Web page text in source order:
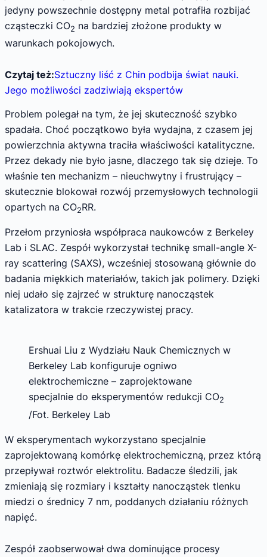
jedyny powszechnie dostępny metal potrafiła rozbijać
cząsteczki CO2 na bardziej złożone produkty w
warunkach pokojowych.
Czytaj też:Sztuczny liść z Chin podbija świat nauki.
Jego możliwości zadziwiają ekspertów
Problem polegał na tym, że jej skuteczność szybko
spadała. Choć początkowo była wydajna, z czasem jej
powierzchnia aktywna traciła właściwości katalityczne.
Przez dekady nie było jasne, dlaczego tak się dzieje. To
właśnie ten mechanizm – nieuchwytny i frustrujący –
skutecznie blokował rozwój przemysłowych technologii
opartych na CO2RR.
Przełom przyniosła współpraca naukowców z Berkeley
Lab i SLAC. Zespół wykorzystał technikę small-angle X-
ray scattering (SAXS), wcześniej stosowaną głównie do
badania miękkich materiałów, takich jak polimery. Dzięki
niej udało się zajrzeć w strukturę nanocząstek
katalizatora w trakcie rzeczywistej pracy.
Ershuai Liu z Wydziału Nauk Chemicznych w
Berkeley Lab konfiguruje ogniwo
elektrochemiczne – zaprojektowane
specjalnie do eksperymentów redukcji CO2
/Fot. Berkeley Lab
W eksperymentach wykorzystano specjalnie
zaprojektowaną komórkę elektrochemiczną, przez którą
przepływał roztwór elektrolitu. Badacze śledzili, jak
zmieniają się rozmiary i kształty nanocząstek tlenku
miedzi o średnicy 7 nm, poddanych działaniu różnych
napięć.
Zespół zaobserwował dwa dominujące procesy